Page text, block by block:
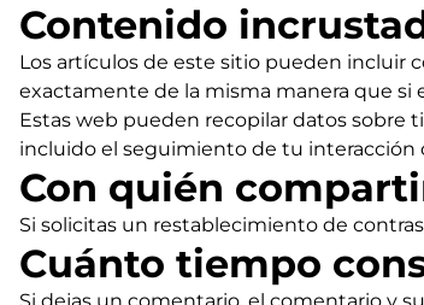
Contenido
Los artículos de este sitio pueden incluir
exactamente de la misma manera que si
Estas web pueden recopilar datos sobre
incluido el seguimiento de tu interacción
Con quién
Si solicitas un restablecimiento de
Cuánto tiempo